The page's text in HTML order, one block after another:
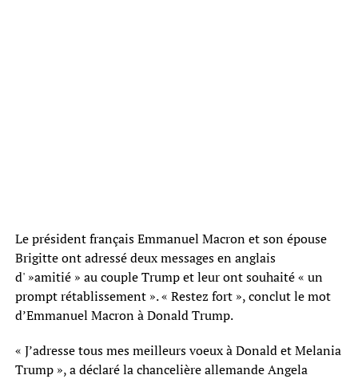
Le président français Emmanuel Macron et son épouse
Brigitte ont adressé deux messages en anglais
d' »amitié » au couple Trump et leur ont souhaité « un
prompt rétablissement ». « Restez fort », conclut le mot
d’Emmanuel Macron à Donald Trump.
« J’adresse tous mes meilleurs voeux à Donald et Melania
Trump », a déclaré la chancelière allemande Angela